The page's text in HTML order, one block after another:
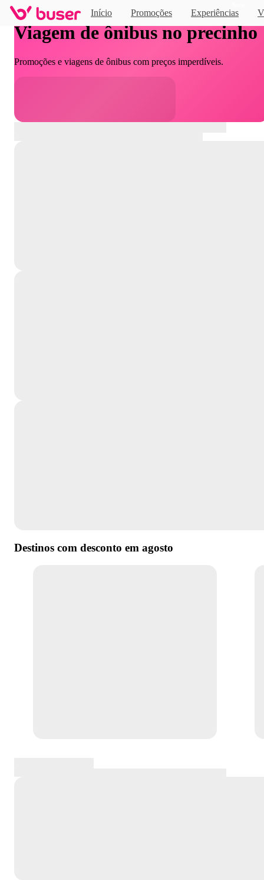
Início Promoções Experiências
Viagem de ônibus no precinho
Promoções e viagens de ônibus com preços imperdíveis.
Destinos com desconto em agosto